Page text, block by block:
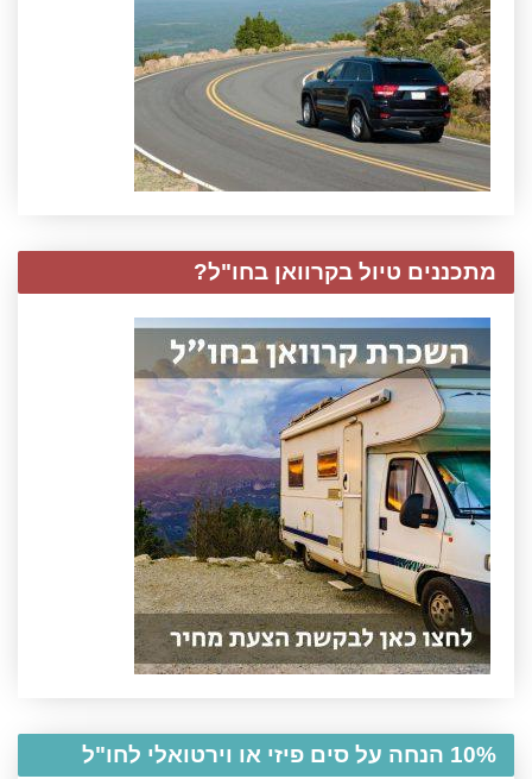
מתכננים טיול בקרוואן בחו"ל?
10% הנחה על סים פיזי או וירטואלי לחו"ל